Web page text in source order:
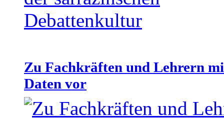
Zu Fachkräften und Lehrern
Daten vor